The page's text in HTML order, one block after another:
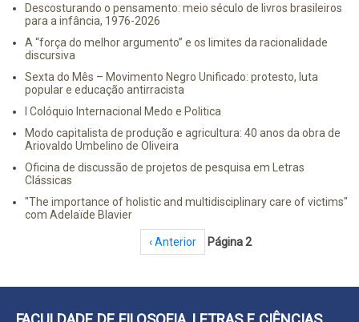
Descosturando o pensamento: meio século de livros brasileiros
para a infância, 1976-2026
A “força do melhor argumento” e os limites da racionalidade
discursiva
Sexta do Mês – Movimento Negro Unificado: protesto, luta
popular e educação antirracista
I Colóquio Internacional Medo e Politica
Modo capitalista de produção e agricultura: 40 anos da obra de
Ariovaldo Umbelino de Oliveira
Oficina de discussão de projetos de pesquisa em Letras
Clássicas
"The importance of holistic and multidisciplinary care of victims"
com Adelaïde Blavier
Página anterior
‹ Anterior Página 2